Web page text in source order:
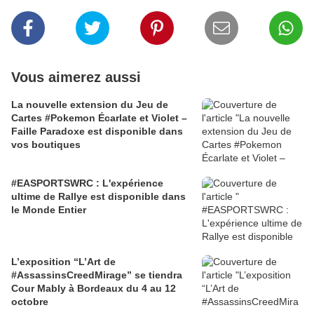
Vous aimerez aussi
La nouvelle extension du Jeu de
Cartes #Pokemon Écarlate et Violet –
Faille Paradoxe est disponible dans
vos boutiques
#EASPORTSWRC : L'expérience
ultime de Rallye est disponible dans
le Monde Entier
L’exposition “L’Art de
#AssassinsCreedMirage” se tiendra
Cour Mably à Bordeaux du 4 au 12
octobre